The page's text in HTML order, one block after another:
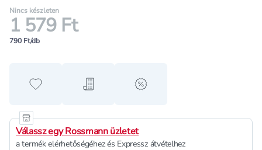
Nincs készleten
1 579 Ft
790 Ft/db
Hozzáadás a kedvencekhez
Hozzáadás a bevásárló listához
alert when on sale
Válassz egy Rossmann üzletet
a termék elérhetőségéhez és Expressz átvételhez